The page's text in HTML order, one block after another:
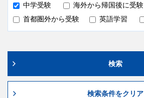
中学受験
海外から帰国後に受験
首都圏外から受験
英語学習
検索
検索条件をクリア